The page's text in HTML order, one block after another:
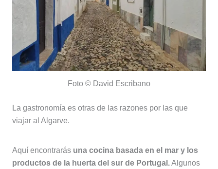
Foto © David Escribano
La gastronomía es otras de las razones por las que
viajar al Algarve.
Aquí encontrarás una cocina basada en el mar y los
productos de la huerta del sur de Portugal.Algunos